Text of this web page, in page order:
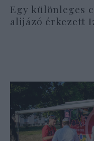
Egy különleges
alijázó érkezett